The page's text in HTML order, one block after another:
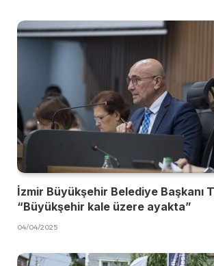
İzmir Büyükşehir Belediye Başkanı
“Büyükşehir kale üzere ayakta”
04/04/2025